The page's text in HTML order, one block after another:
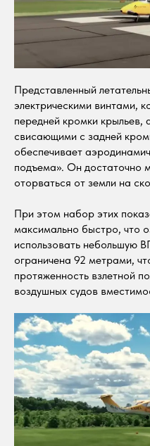
Представленный
электрическими винтами,
передней кромки
свисающими с задней
обеспечивает
подъема». Он достаточно
оторваться от земли на
При этом набор этих
максимально быстро, что
использовать небольшую
ограничена 92 метрами,
протяженность взлетной
воздушных судов